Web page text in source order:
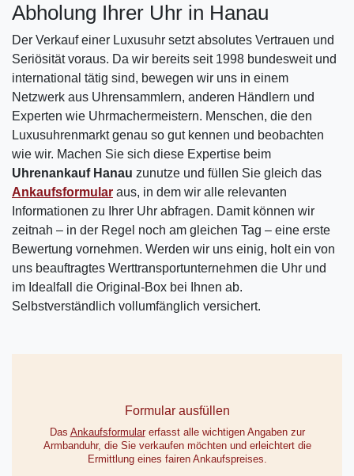
Abholung Ihrer Uhr in Hanau
Der Verkauf einer Luxusuhr setzt absolutes Vertrauen und
Seriösität voraus. Da wir bereits seit 1998 bundesweit und
international tätig sind, bewegen wir uns in einem
Netzwerk aus Uhrensammlern, anderen Händlern und
Experten wie Uhrmachermeistern. Menschen, die den
Luxusuhrenmarkt genau so gut kennen und beobachten
wie wir. Machen Sie sich diese Expertise beim
Uhrenankauf Hanau zunutze und füllen Sie gleich das
Ankaufsformular aus, in dem wir alle relevanten
Informationen zu Ihrer Uhr abfragen. Damit können wir
zeitnah – in der Regel noch am gleichen Tag – eine erste
Bewertung vornehmen. Werden wir uns einig, holt ein von
uns beauftragtes Werttransportunternehmen die Uhr und
im Idealfall die Original-Box bei Ihnen ab.
Selbstverständlich vollumfänglich versichert.
Formular ausfüllen
Das Ankaufsformularerfasst alle wichtigen Angaben zur
Armbanduhr, die Sie verkaufen möchten und erleichtert die
Ermittlung eines fairen Ankaufspreises.